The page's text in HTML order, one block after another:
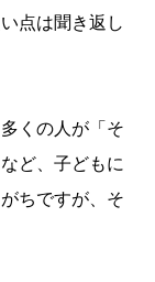
点は聞き返し
くの人が「そ
ど、子どもに
ちですが、そ